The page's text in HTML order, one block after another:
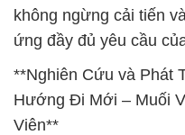
không ngừng cải tiến
ứng đầy đủ yêu cầu
**Nghiên Cứu và Phát
Hướng Đi Mới – Muối
Viên**